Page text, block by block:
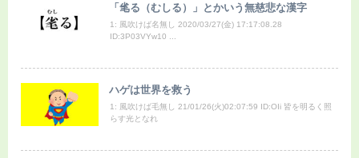
「毟る（むしる）」とかいう無慈悲な漢字
1: 風吹けば名無し 2020/03/27(金) 17:17:08.28
ID:3P03VYw10 ...
ハゲは世界を救う
1: 風吹けば毛無し 21/01/26(火)02:07:59 ID:OIi 皆を明るく照
らす光となれ